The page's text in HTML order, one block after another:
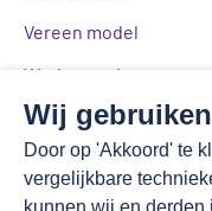
Wij
Door op 'Akkoord' te
vergelijkbare
kunnen wij en
Vereen model
Werken en leren
Kwaliteitsbeeld
Medezeggenschap
Toezicht en aansturing